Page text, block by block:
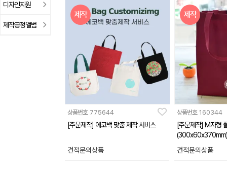
디자인지원
제작공정앨범
제작
상품번호 775644
[주문제작] 에코백 맞춤 제작 서비스
견적문의상품
제작
상품번호 160344
[주문제작] M자형
(300x60x370mm)
견적문의상품